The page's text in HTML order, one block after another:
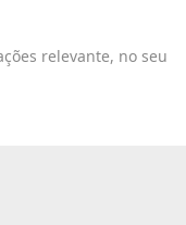
relevante, no seu